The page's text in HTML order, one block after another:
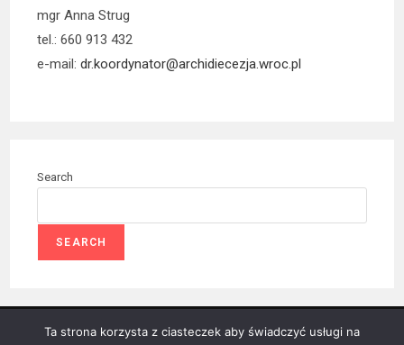
mgr Anna Strug
tel.: 660 913 432
e-mail: dr.koordynator@archidiecezja.wroc.pl
Search
SEARCH
© COPYRIGHT – DUSZPASTERSTWO RODZIN ARCHIDIECEZJI
Ta strona korzysta z ciasteczek aby świadczyć usługi na